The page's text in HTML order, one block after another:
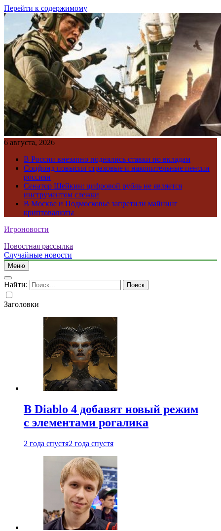
Перейти к содержимому
6 августа, 2026
В России внезапно поднялись ставки по вкладам
Соцфонд повысил страховые и накопительные пенсии
россиян
Сенатор Шейкин: цифровой рубль не является
инструментом слежки
В Москве и Подмосковье запретили майнинг
криптовалюты
Игроновости
Новостная рассылка
Случайные новости
Меню
Найти:
Заголовки
В Diablo 4 добавят новый режим
с элементами рогалика
2 года спустя2 года спустя